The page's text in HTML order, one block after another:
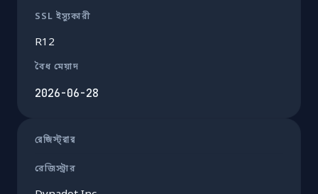
SSL ইস্যুকারী
R12
বৈধ মেয়াদ
2026-06-28
রেজিস্ট্রার
রেজিস্ট্রার